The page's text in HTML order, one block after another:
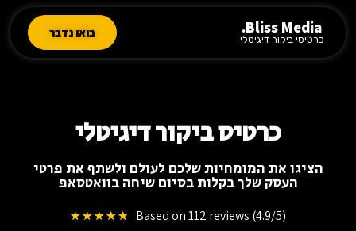
Bliss Media.
כרטיסי ביקור דיגיטלי
בואו נדבר
כרטיס ביקור דיגיטלי
הציגו את המומחיות שלכם לעולם ולשתף את פרטי
העסק שלך בקלות בסיום שיחה בוואטסאפ
Based on 112 reviews (4.9/5)
★
★
★
★
★